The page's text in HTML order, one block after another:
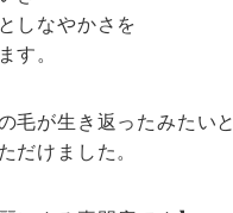
しなやかさを
す。
毛が生き返ったみたいと
だけました。